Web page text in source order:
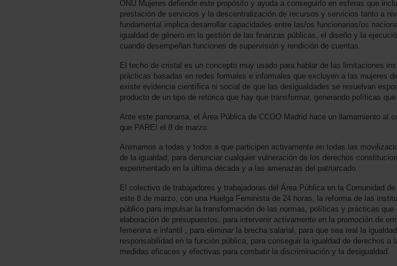
ONU Mujeres defiende este propósito y ayuda a conseguirlo en esferas que
prestación de servicios y la descentralización de recursos y servicios tanto a
fundamental implica desarrollar capacidades entre las/os funcionarias/os
igualdad de género en la gestión de las finanzas públicas, el diseño y la
cuando desempeñan funciones de supervisión y rendición de cuentas.
El techo de cristal es un concepto muy usado para hablar de las limitaciones
prácticas basadas en redes formales e informales que excluyen a las mujeres
existe evidencia científica ni social de que las desigualdades se resuelvan
producto de un tipo de retórica que hay que transformar, generando políticas
Ante este panorama, el Área Pública de CCOO Madrid hace un llamamiento al
que PARE! el 8 de marzo.
Animamos a todas y todos a que participen activamente en todas las
de la igualdad, para denunciar cualquier vulneración de los derechos
experimentado en la última década y a las amenazas del patriarcado.
El colectivo de trabajadores y trabajadoras del Área Pública en la Comunidad
este 8 de marzo, con una Huelga Feminista de 24 horas, la reforma de las
público para impulsar la transformación de las normas, políticas y prácticas
elaboración de presupuestos, para intervenir activamente en la promoción de
femenina e infantil , para eliminar la brecha salarial, para que sea real la
responsabilidad en la función pública, para conseguir la igualdad de derechos a
medidas eficaces y efectivas para combatir la discriminación y la desigualdad.